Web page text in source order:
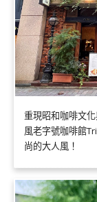
重現昭和咖啡文
風老字號咖啡館
尚的大人風！